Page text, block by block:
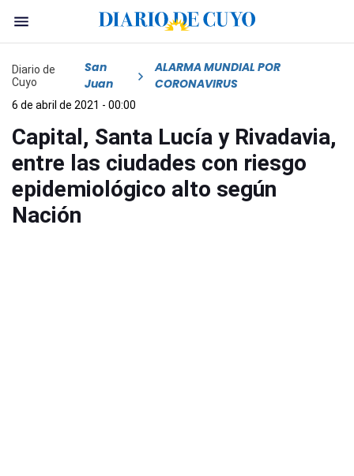
Diario de
Cuyo
San
Juan
ALARMA MUNDIAL POR
CORONAVIRUS
6 de abril de 2021 - 00:00
Capital, Santa Lucía y Rivadavia,
entre las ciudades con riesgo
epidemiológico alto según
Nación